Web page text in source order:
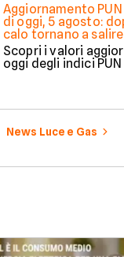
Aggiornamento PUN
di oggi, 5 agosto:
calo tornano a
Scopri i valori
oggi degli indici PUN
News Luce e Gas